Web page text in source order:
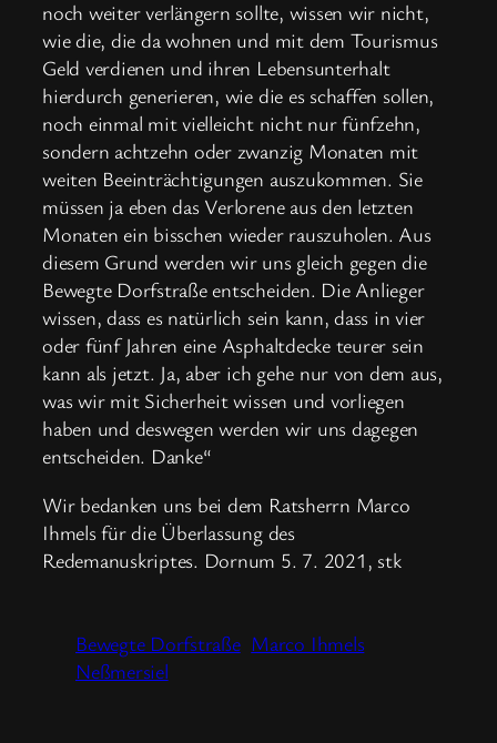
noch weiter verlängern sollte, wissen wir nicht,
wie die, die da wohnen und mit dem Tourismus
Geld verdienen und ihren Lebensunterhalt
hierdurch generieren, wie die es schaffen sollen,
noch einmal mit vielleicht nicht nur fünfzehn,
sondern achtzehn oder zwanzig Monaten mit
weiten Beeinträchtigungen auszukommen. Sie
müssen ja eben das Verlorene aus den letzten
Monaten ein bisschen wieder rauszuholen. Aus
diesem Grund werden wir uns gleich gegen die
Bewegte Dorfstraße entscheiden. Die Anlieger
wissen, dass es natürlich sein kann, dass in vier
oder fünf Jahren eine Asphaltdecke teurer sein
kann als jetzt. Ja, aber ich gehe nur von dem aus,
was wir mit Sicherheit wissen und vorliegen
haben und deswegen werden wir uns dagegen
entscheiden. Danke“
Wir bedanken uns bei dem Ratsherrn Marco
Ihmels für die Überlassung des
Redemanuskriptes. Dornum 5. 7. 2021, stk
Bewegte Dorfstraße Marco Ihmels
Neßmersiel